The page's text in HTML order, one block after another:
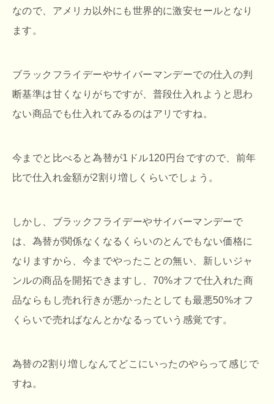
なので、アメリカ以外にも世界的に激安セールとなり
ます。
ブラックフライデーやサイバーマンデーでの仕入の判
断基準は甘くなりがちですが、普段仕入れようと思わ
ない商品でも仕入れてみるのはアリですね。
今までと比べると為替が1ドル120円台ですので、前年
比で仕入れ金額が2割り増しくらいでしょう。
しかし、ブラックフライデーやサイバーマンデーで
は、為替が関係なくなるくらいのとんでもない価格に
なりますから、今までやったことの無い、新しいジャ
ンルの商品を開拓できますし、70%オフで仕入れた商
品ならもし売れ行きが悪かったとしても最悪50%オフ
くらいで売ればなんとかなるっていう感覚です。
為替の2割り増しなんてどこにいったのやらって感じで
すね。